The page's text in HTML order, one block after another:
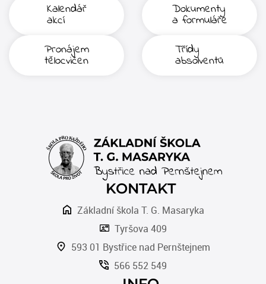
Kalendář
akcí
Dokumenty
a formuláře
Pronájem
tělocvičen
Třídy
absolventů
KONTAKT
Základní škola T. G. Masaryka
Tyršova 409
593 01 Bystřice nad Pernštejnem
566 552 549